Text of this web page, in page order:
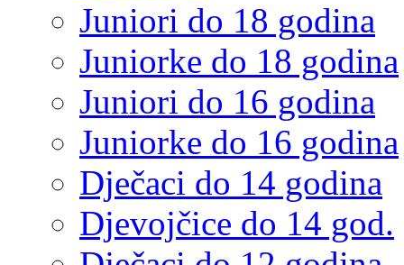
Juniori do 18 godina
Juniorke do 18 godina
Juniori do 16 godina
Juniorke do 16 godina
Dječaci do 14 godina
Djevojčice do 14 god.